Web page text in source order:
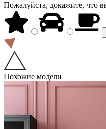
Пожалуйста, докажите, что
Похожие модели